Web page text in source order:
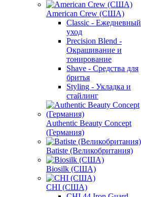
American Crew (США)
Classic - Ежедневный
уход
Precision Blend -
Окрашивание и
тонирование
Shave - Средства для
бритья
Styling - Укладка и
стайлинг
Authentic Beauty Concept
(Германия)
Batiste (Великобритания)
Biosilk (США)
CHI (США)